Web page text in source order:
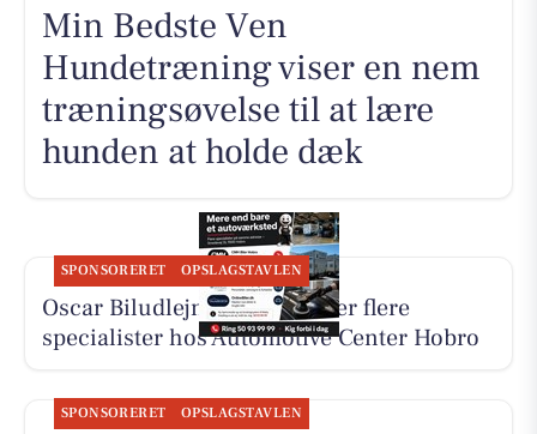
Min Bedste Ven
Hundetræning viser en nem
træningsøvelse til at lære
hunden at holde dæk
SPONSORERET OPSLAGSTAVLEN
Oscar Biludlejning fremhæver flere
specialister hos Automotive Center Hobro
SPONSORERET OPSLAGSTAVLEN